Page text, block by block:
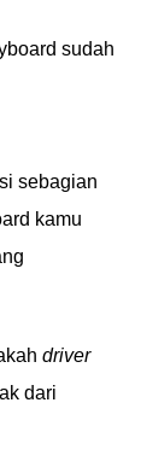
sudah
sebagian
kamu
driver
dari